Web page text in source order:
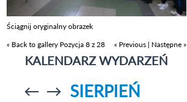
Ściągnij oryginalny obrazek
« Back to gallery Pozycja 8 z 28 « Previous | Następne »
KALENDARZ WYDARZEŃ
Przejdź doPrzejdź do
SIERPIEŃ